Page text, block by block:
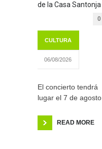
de la Casa Santonja
0
CULTURA
06/08/2026
El concierto tendrá
lugar el 7 de agosto
READ MORE